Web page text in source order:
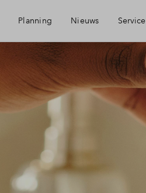
Planning Nieuws Service
Mijn Eigen Huis
Financiele check